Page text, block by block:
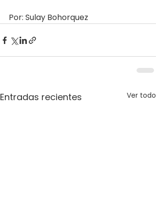
Por: Sulay Bohorquez
Entradas recientes Ver todo